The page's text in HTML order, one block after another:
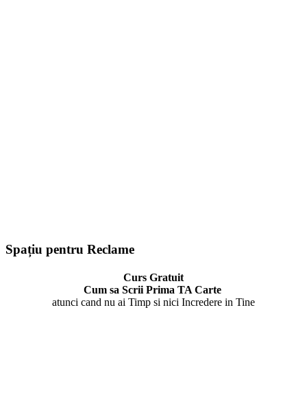
Spațiu pentru Reclame
Curs Gratuit
Cum sa Scrii Prima TA Carte
atunci cand nu ai Timp si nici Incredere in Tine